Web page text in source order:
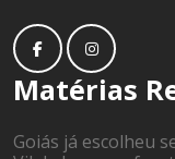
Matérias
Goiás já escolheu